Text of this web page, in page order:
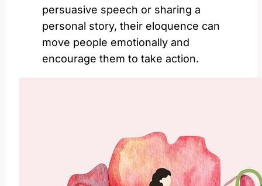
persuasive speech or sharing a
personal story, their eloquence can
move people emotionally and
encourage them to take action.